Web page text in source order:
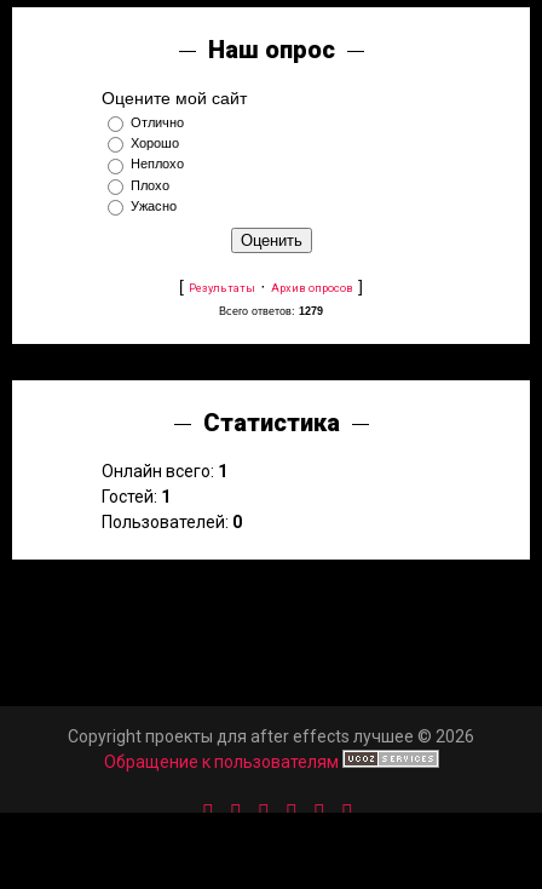
Наш опрос
Оцените мой сайт
Отлично
Хорошо
Неплохо
Плохо
Ужасно
[ Результаты · Архив опросов ]
Всего ответов: 1279
Статистика
Онлайн всего: 1
Гостей: 1
Пользователей: 0
Copyright проекты для after effects лучшее © 2026
Обращение к пользователям